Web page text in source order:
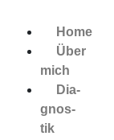
Home
Über
mich
Dia­
gnos­
tik